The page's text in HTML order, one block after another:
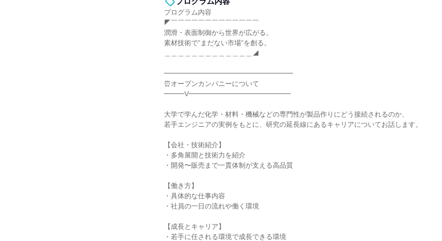
プログラム内容
◤￣￣￣￣￣￣￣￣￣￣￣￣￣
潤滑・表面制御から世界が広がる。
素材技術で”まだない市場”を創る。
＿＿＿＿＿＿＿＿＿＿＿＿＿◢
━━━━━━━━━━━━━━━━━━━
⏰オープンカンパニーについて
━━━V━━━━━━━━━━━━━━━
大学で学んだ化学・材料・機械などの専門性が製品作りにどう接続されるのか、
若手エンジニアの実例をもとに、研究の延長線にあるキャリアについてお話します。
【会社・技術紹介】
・多角展開と技術力を紹介
・開発〜販売まで一貫体制が支える高品質
【働き方】
・具体的な仕事内容
・社員の一日の流れや働く環境
【成長とキャリア】
・若手に任される環境で成長できる環境